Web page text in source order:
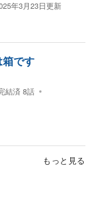
年3月23日更新
箱です
結済 8話
もっと見る